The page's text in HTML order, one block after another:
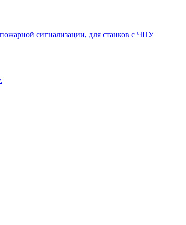
сигнализации, для станков с ЧПУ